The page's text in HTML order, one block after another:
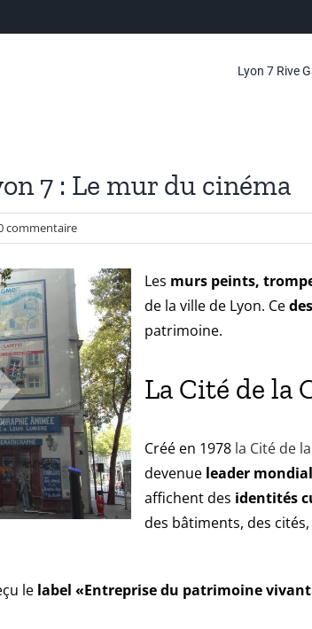
Lyon 7 Rive
7 : Le mur du cinéma
commentaire
Les murs peints,
de la ville de Lyon. Ce
patrimoine.
La Cité de la
Créé en 1978 la Cité de
devenue leader
affichent des identités
des bâtiments, des
le label «Entreprise du patrimoine